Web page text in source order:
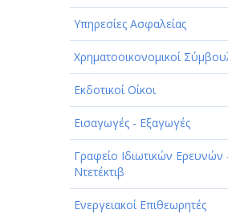
ΦΑΓΗΤΟ
Υπηρεσίες Ασφαλείας
Χρηματοοικονομικοί
Εκδοτικοί Οίκοι
Εισαγωγές - Εξαγωγές
Γραφείο Ιδιωτικών Ερευνών
Ντετέκτιβ
Ενεργειακοί Επιθεωρητές